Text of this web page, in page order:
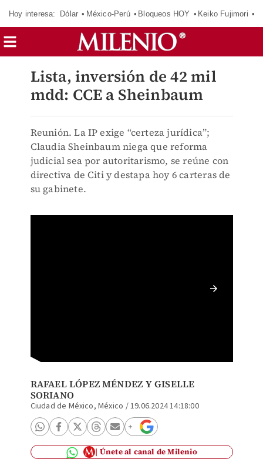
Hoy interesa: Dólar México-Perú Bloqueos HOY Keiko Fujimori
Lista, inversión de 42 mil
mdd: CCE a Sheinbaum
Reunión. La IP exige “certeza jurídica”;
Claudia Sheinbaum niega que reforma
judicial sea por autoritarismo, se reúne con
directiva de Citi y destapa hoy 6 carteras de
su gabinete.
RAFAEL LÓPEZ MÉNDEZ YGISELLE
SORIANO
Ciudad de México, México /19.06.2024 14:18:00
Únete al canal de Milenio